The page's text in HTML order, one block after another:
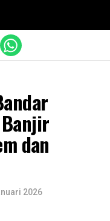
dan
2026